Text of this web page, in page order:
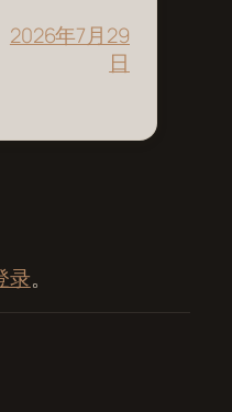
2026年7月29
日
录。